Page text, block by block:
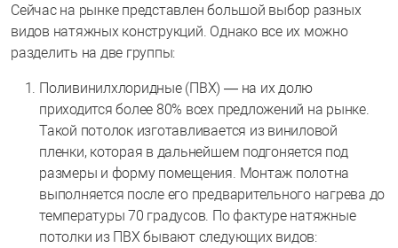
Сейчас на рынке представлен большой выбор разных
видов натяжных конструкций. Однако все их можно
разделить на две группы:
Поливинилхлоридные (ПВХ) — на их долю
приходится более 80% всех предложений на рынке.
Такой потолок изготавливается из виниловой
пленки, которая в дальнейшем подгоняется под
размеры и форму помещения. Монтаж полотна
выполняется после его предварительного нагрева до
температуры 70 градусов. По фактуре натяжные
потолки из ПВХ бывают следующих видов: